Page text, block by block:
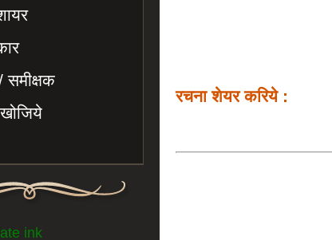
रचना शेयर करिये :
ink